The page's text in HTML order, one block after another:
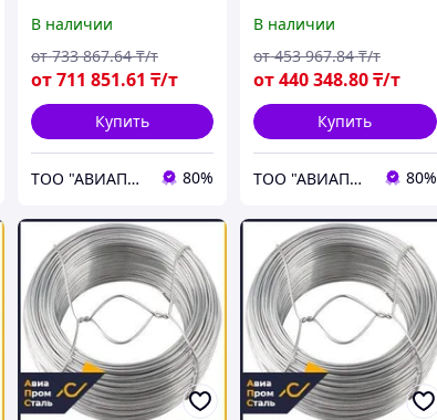
В наличии
от711 851.61 ₸/т
от 733 867.64 ₸/т
Купить
ТОО "АВИАПРОМСТАЛЬ" 80%
В наличии
от440 348.80₸/т
от 453 967.84 ₸/т
Купить
ТОО "АВИАПРОМСТАЛЬ" 80%